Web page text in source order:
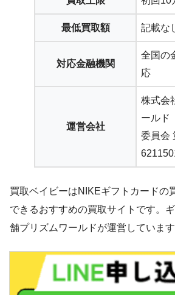
最低買取額 記載な
対応金融機関
全国の
応
運営会社
株式会
ールド
委員会
買取ベイビーはNIKEギフトカードの
できるおすすめの買取サイトです。
舗プリズムワールドが運営しています